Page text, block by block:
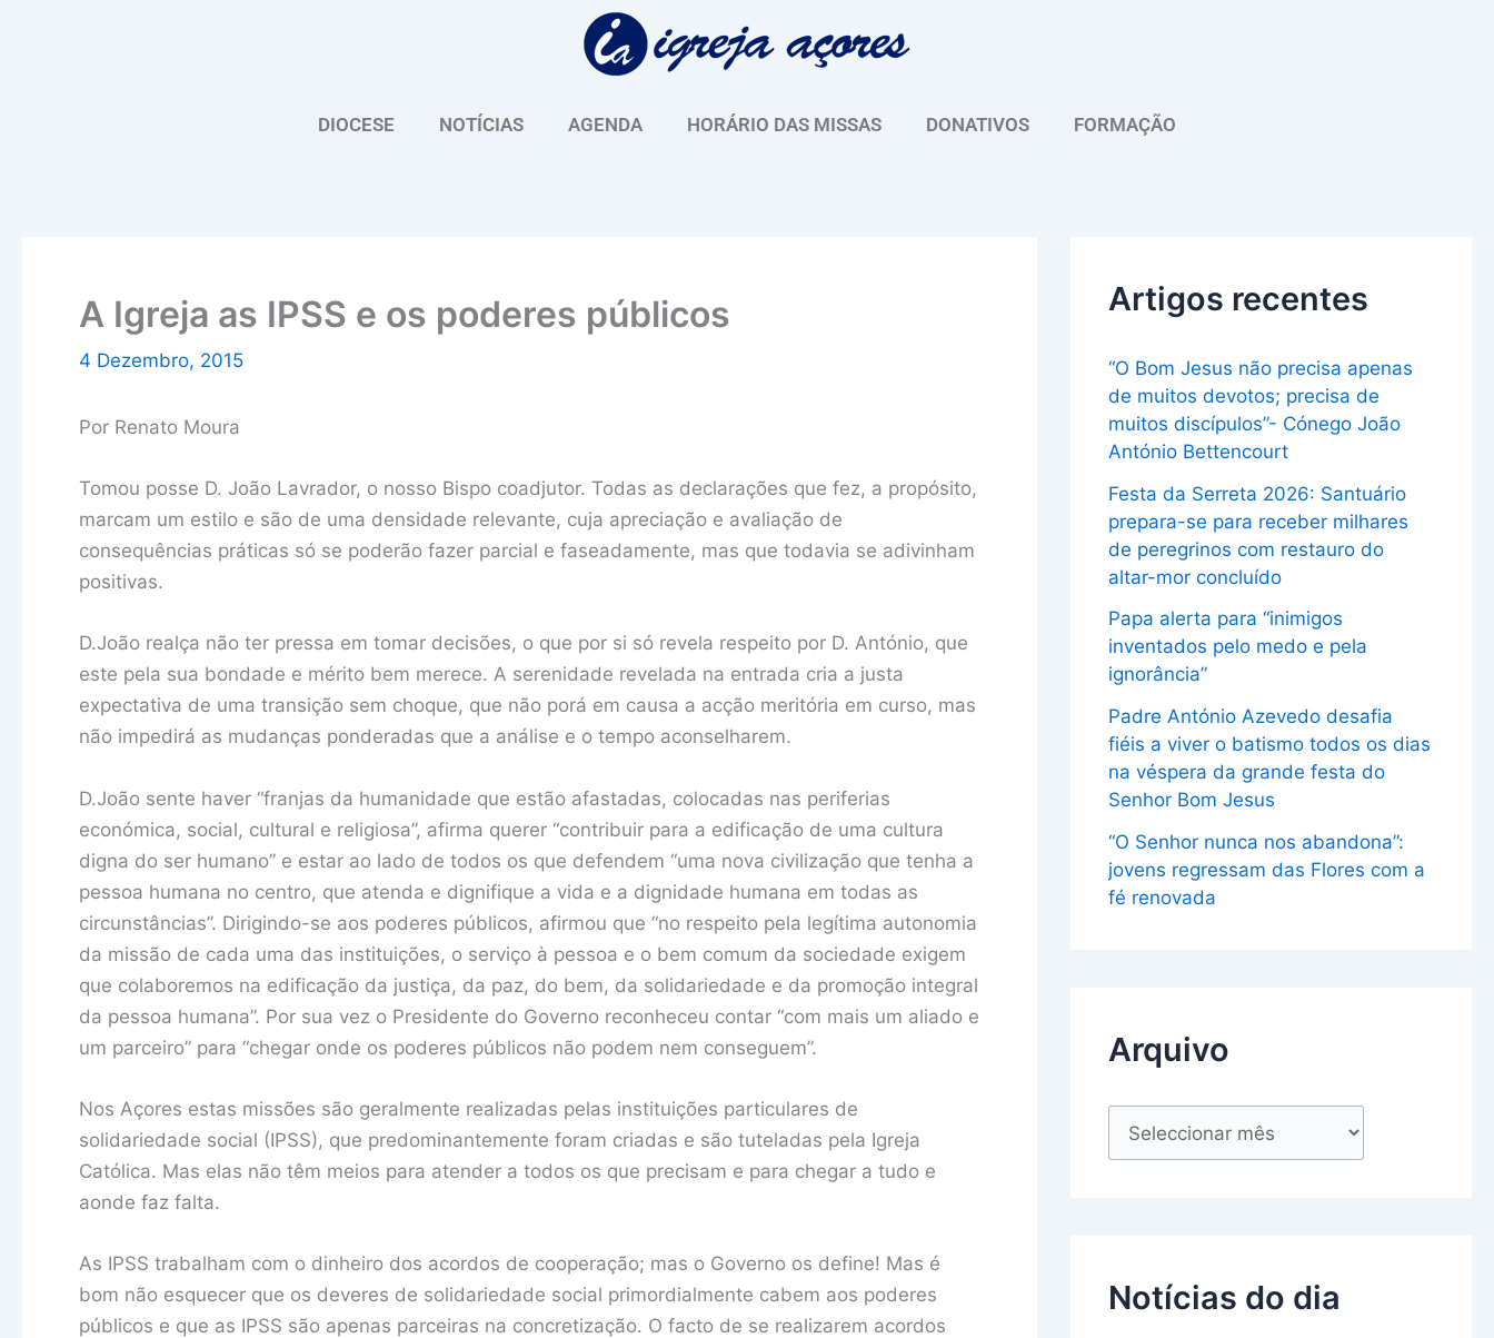
DIOCESE NOTÍCIAS AGENDA HORÁRIO DAS MISSAS DONATIVOS FORMAÇÃO
A Igreja as IPSS e os poderes públicos
4 Dezembro, 2015
Por Renato Moura
Tomou posse D. João Lavrador, o nosso Bispo coadjutor. Todas as declarações que fez, a propósito,
marcam um estilo e são de uma densidade relevante, cuja apreciação e avaliação de
consequências práticas só se poderão fazer parcial e faseadamente, mas que todavia se adivinham
positivas.
D.João realça não ter pressa em tomar decisões, o que por si só revela respeito por D. António, que
este pela sua bondade e mérito bem merece. A serenidade revelada na entrada cria a justa
expectativa de uma transição sem choque, que não porá em causa a acção meritória em curso, mas
não impedirá as mudanças ponderadas que a análise e o tempo aconselharem.
D.João sente haver “franjas da humanidade que estão afastadas, colocadas nas periferias
económica, social, cultural e religiosa”, afirma querer “contribuir para a edificação de uma cultura
digna do ser humano” e estar ao lado de todos os que defendem “uma nova civilização que tenha a
pessoa humana no centro, que atenda e dignifique a vida e a dignidade humana em todas as
circunstâncias”. Dirigindo-se aos poderes públicos, afirmou que “no respeito pela legítima autonomia
da missão de cada uma das instituições, o serviço à pessoa e o bem comum da sociedade exigem
que colaboremos na edificação da justiça, da paz, do bem, da solidariedade e da promoção integral
da pessoa humana”. Por sua vez o Presidente do Governo reconheceu contar “com mais um aliado e
um parceiro” para “chegar onde os poderes públicos não podem nem conseguem”.
Nos Açores estas missões são geralmente realizadas pelas instituições particulares de
solidariedade social (IPSS), que predominantemente foram criadas e são tuteladas pela Igreja
Católica. Mas elas não têm meios para atender a todos os que precisam e para chegar a tudo e
aonde faz falta.
As IPSS trabalham com o dinheiro dos acordos de cooperação; mas o Governo os define! Mas é
bom não esquecer que os deveres de solidariedade social primordialmente cabem aos poderes
públicos e que as IPSS são apenas parceiras na concretização. O facto de se realizarem acordos
Artigos recentes
“O Bom Jesus não precisa apenas
de muitos devotos; precisa de
muitos discípulos”- Cónego João
António Bettencourt
Festa da Serreta 2026: Santuário
prepara-se para receber milhares
de peregrinos com restauro do
altar-mor concluído
Papa alerta para “inimigos
inventados pelo medo e pela
ignorância”
Padre António Azevedo desafia
fiéis a viver o batismo todos os dias
na véspera da grande festa do
Senhor Bom Jesus
“O Senhor nunca nos abandona”:
jovens regressam das Flores com a
fé renovada
Arquivo
u
Notícias do dia